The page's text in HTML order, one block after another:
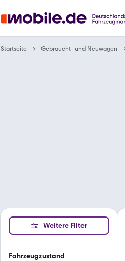
Startseite Gebraucht- und Neuwagen
Weitere Filter
Fahrzeugzustand